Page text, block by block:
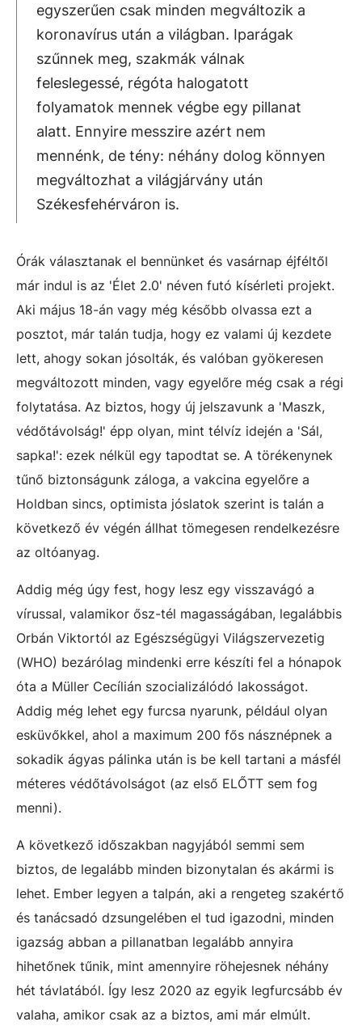
egyszerűen csak minden megváltozik a
koronavírus után a világban. Iparágak
szűnnek meg, szakmák válnak
feleslegessé, régóta halogatott
folyamatok mennek végbe egy pillanat
alatt. Ennyire messzire azért nem
mennénk, de tény: néhány dolog könnyen
megváltozhat a világjárvány után
Székesfehérváron is.
Órák választanak el bennünket és vasárnap éjféltől
már indul is az 'Élet 2.0' néven futó kísérleti projekt.
Aki május 18-án vagy még később olvassa ezt a
posztot, már talán tudja, hogy ez valami új kezdete
lett, ahogy sokan jósolták, és valóban gyökeresen
megváltozott minden, vagy egyelőre még csak a régi
folytatása. Az biztos, hogy új jelszavunk a 'Maszk,
védőtávolság!' épp olyan, mint télvíz idején a 'Sál,
sapka!': ezek nélkül egy tapodtat se. A törékenynek
tűnő biztonságunk záloga, a vakcina egyelőre a
Holdban sincs, optimista jóslatok szerint is talán a
következő év végén állhat tömegesen rendelkezésre
az oltóanyag.
Addig még úgy fest, hogy lesz egy visszavágó a
vírussal, valamikor ősz-tél magasságában, legalábbis
Orbán Viktortól az Egészségügyi Világszervezetig
(WHO) bezárólag mindenki erre készíti fel a hónapok
óta a Müller Cecílián szocializálódó lakosságot.
Addig még lehet egy furcsa nyarunk, például olyan
esküvőkkel, ahol a maximum 200 fős násznépnek a
sokadik ágyas pálinka után is be kell tartani a másfél
méteres védőtávolságot (az első ELŐTT sem fog
menni).
A következő időszakban nagyjából semmi sem
biztos, de legalább minden bizonytalan és akármi is
lehet. Ember legyen a talpán, aki a rengeteg szakértő
és tanácsadó dzsungelében el tud igazodni, minden
igazság abban a pillanatban legalább annyira
hihetőnek tűnik, mint amennyire röhejesnek néhány
hét távlatából. Így lesz 2020 az egyik legfurcsább év
valaha, amikor csak az a biztos, ami már elmúlt.